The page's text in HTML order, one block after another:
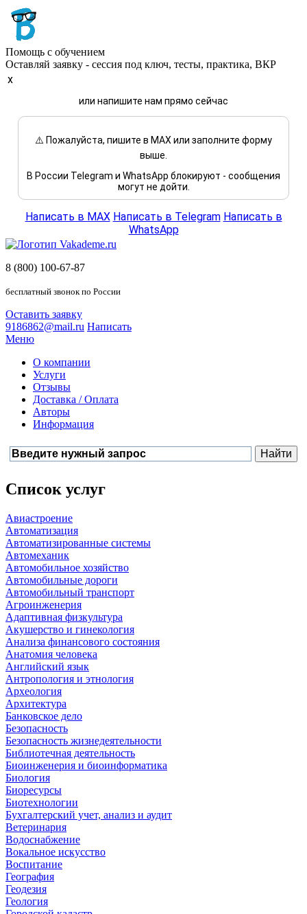
Помощь с обучением
Оставляй заявку - сессия под ключ, тесты, практика, ВКР
x
или напишите нам прямо сейчас
⚠️ Пожалуйста, пишите в MAX или заполните форму
выше.
В России Telegram и WhatsApp блокируют - сообщения
могут не дойти.
Написать в MAX Написать в Telegram Написать в
WhatsApp
8 (800) 100-67-87
бесплатный звонок по России
Оставить заявку
9186862@mail.ru Написать
Меню
О компании
Услуги
Отзывы
Доставка / Оплата
Авторы
Информация
Список услуг
Авиастроение
Автоматизация
Автоматизированные системы
Автомеханик
Автомобильное хозяйство
Автомобильные дороги
Автомобильный транспорт
Агроинженерия
Адаптивная физкультура
Акушерство и гинекология
Анализа финансового состояния
Анатомия человека
Английский язык
Антропология и этнология
Археология
Архитектура
Банковское дело
Безопасность
Безопасность жизнедеятельности
Библиотечная деятельность
Биоинженерия и биоинформатика
Биология
Биоресурсы
Биотехнологии
Бухгалтерский учет, анализ и аудит
Ветеринария
Водоснабжение
Вокальное искусство
Воспитание
География
Геодезия
Геология